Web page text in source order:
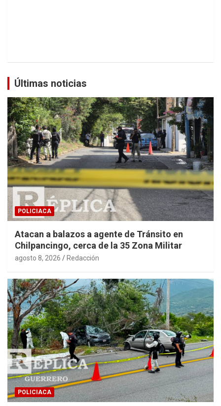
Últimas noticias
POLICIACA
Atacan a balazos a agente de Tránsito en
Chilpancingo, cerca de la 35 Zona Militar
agosto 8, 2026 Redacción
POLICIACA